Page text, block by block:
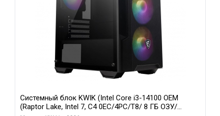
Системный блок KWIK (Intel Core i3-14100 OEM
(Raptor Lake, Intel 7, C4 0EC/4PC/T8/ 8 ГБ ОЗУ/